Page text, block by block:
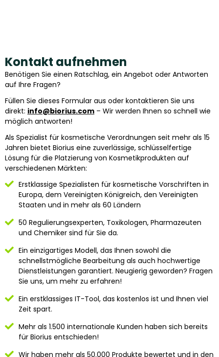
Kontakt aufnehmen
Benötigen Sie einen Ratschlag, ein Angebot oder Antworten
auf Ihre Fragen?
Füllen Sie dieses Formular aus oder kontaktieren Sie uns
direkt: info@biorius.com – Wir werden Ihnen so schnell wie
möglich antworten!
Als Spezialist für kosmetische Verordnungen seit mehr als 15
Jahren bietet Biorius eine zuverlässige, schlüsselfertige
Lösung für die Platzierung von Kosmetikprodukten auf
verschiedenen Märkten:
Erstklassige Spezialisten für kosmetische Vorschriften in
Europa, dem Vereinigten Königreich, den Vereinigten
Staaten und in mehr als 60 Ländern
50 Regulierungsexperten, Toxikologen, Pharmazeuten
und Chemiker sind für Sie da.
Ein einzigartiges Modell, das Ihnen sowohl die
schnellstmögliche Bearbeitung als auch hochwertige
Dienstleistungen garantiert. Neugierig geworden? Fragen
Sie uns, um mehr zu erfahren!
Ein erstklassiges IT-Tool, das kostenlos ist und Ihnen viel
Zeit spart.
Mehr als 1.500 internationale Kunden haben sich bereits
für Biorius entschieden!
Wir haben mehr als 50.000 Produkte bewertet und in den